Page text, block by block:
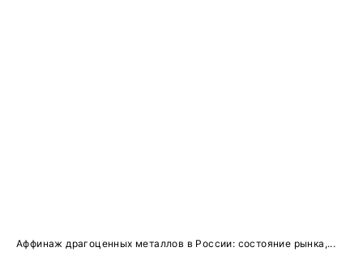
Аффинаж драгоценных металлов в России: состояние рынка,...